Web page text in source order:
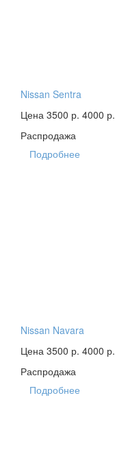
Nissan Sentra
Цена 3500 р. 4000 р.
Распродажа
Подробнее
Nissan Navara
Цена 3500 р. 4000 р.
Распродажа
Подробнее